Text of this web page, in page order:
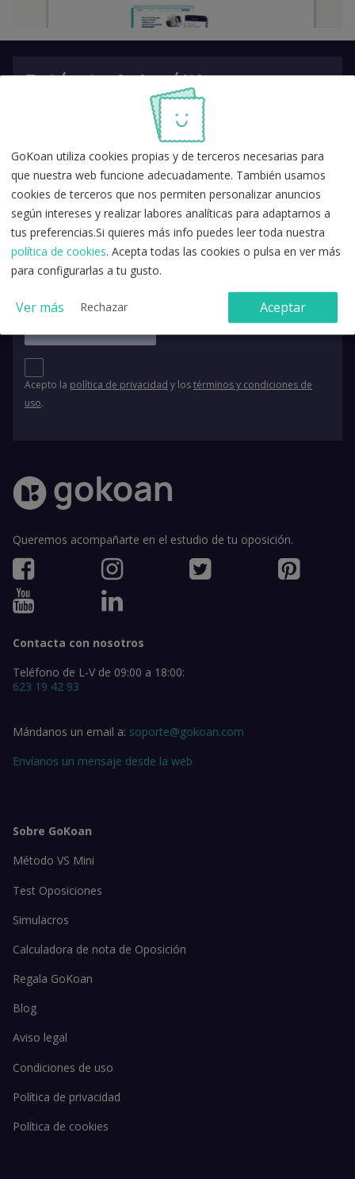
Entérate de las últimas
novedades en oposiciones
Acepto la política de privacidad y lostérminos y condiciones de
uso.
Queremos acompañarte en el estudio de tu oposición.
Contacta con nosotros
Teléfono de L-V de 09:00 a 18:00:
623 19 42 93
Mándanos un email a: soporte@gokoan.com
Envíanos un mensaje desde la web
Sobre GoKoan
Método VS Mini
Test Oposiciones
Simulacros
Calculadora de nota de Oposición
Regala GoKoan
Blog
Aviso legal
Condiciones de uso
Política de privacidad
Política de cookies
GoKoan utiliza cookies propias y de terceros necesarias para
que nuestra web funcione adecuadamente. También usamos
cookies de terceros que nos permiten personalizar anuncios
según intereses y realizar labores analíticas para adaptarnos a
tus preferencias.Si quieres más info puedes leer toda nuestra
política de cookies. Acepta todas las cookies o pulsa en ver más
para configurarlas a tu gusto.
Ver más Rechazar Aceptar